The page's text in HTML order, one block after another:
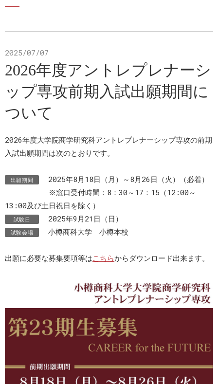
2025/07/07
2026年度アントレプレナーシ
ップ専攻前期入試出願期間に
ついて
2026年度大学院商学研究科アントレプレナーシップ専攻の前期
入試出願期間は次のとおりです。
出願期間
2025年8月18日（月）～8月26日（火）（必着）
※窓口受付時間：8：30～17：15（12:00～
13:00及び土日祝日を除く）
試験日 2025年9月21日（日）
試験会場 小樽商科大学 小樽本校
出願に必要な募集要項等はこちらからダウンロード出来ます。